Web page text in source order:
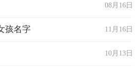
08月16日
11月16日
孩名字
10月13日